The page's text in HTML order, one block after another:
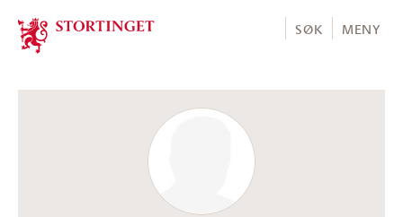
Stortinget.no
SØK MENY